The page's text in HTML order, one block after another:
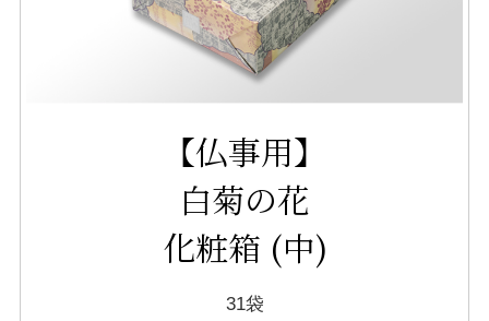
【仏事用】
白菊の花
化粧箱 (中)
31袋